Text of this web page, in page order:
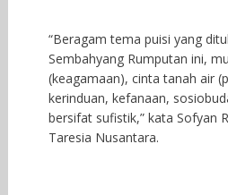
“Beragam tema puisi yang
Sembahyang Rumputan ini,
(keagamaan), cinta tanah air
kerinduan, kefanaan,
bersifat sufistik,” kata Sofyan
Taresia Nusantara.